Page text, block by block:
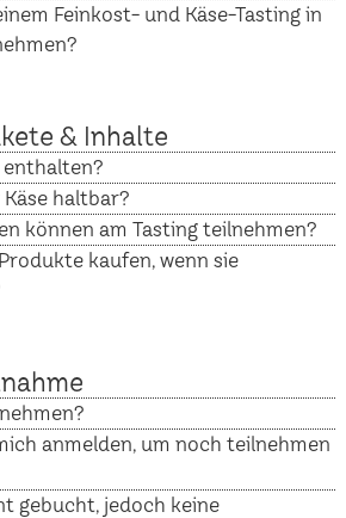
Feinkost- und Käse-Tasting in
& Inhalte
enthalten?
haltbar?
können am Tasting teilnehmen?
kaufen, wenn sie
anmelden, um noch teilnehmen
gebucht, jedoch keine